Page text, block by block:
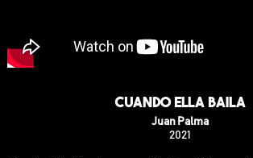
Cuando ella baila
Juan Palma
2021